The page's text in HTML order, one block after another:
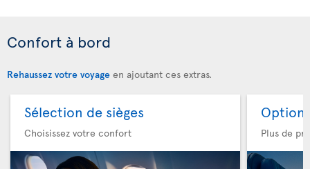
Confort à bord
Rehaussez votre voyage en ajoutant ces extras.
Sélection de sièges
Choisissez votre confort
Option
Plus de